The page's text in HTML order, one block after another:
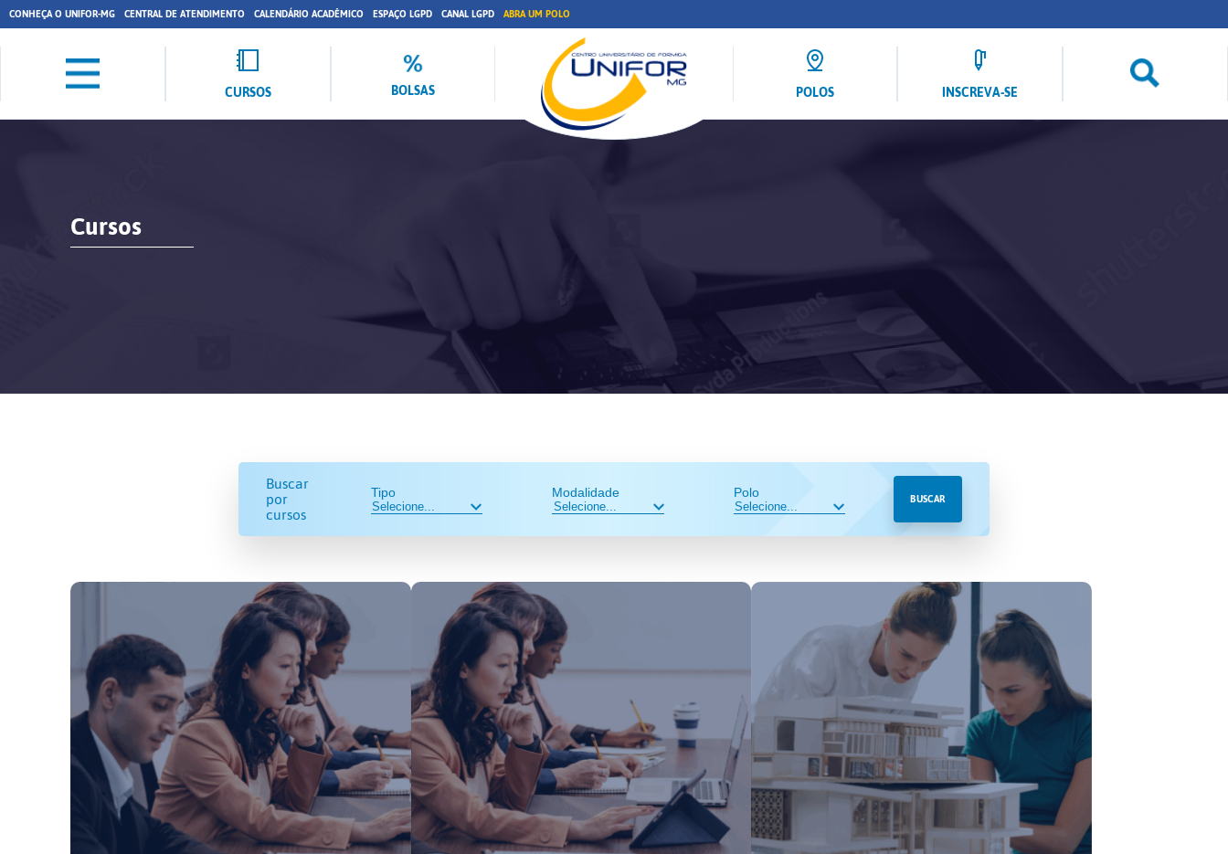
CONHEÇA O UNIFOR-MG CENTRAL DE ATENDIMENTO CALENDÁRIO ACADÊMICO ESPAÇO LGPD CANAL LGPD ABRA UM POLO
CURSOS BOLSAS POLOS INSCREVA-SE
Cursos
Buscar
por
cursos
Tipo Modalidade Polo BUSCAR